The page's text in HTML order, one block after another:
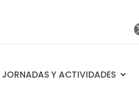
JORNADAS Y ACTIVIDADES